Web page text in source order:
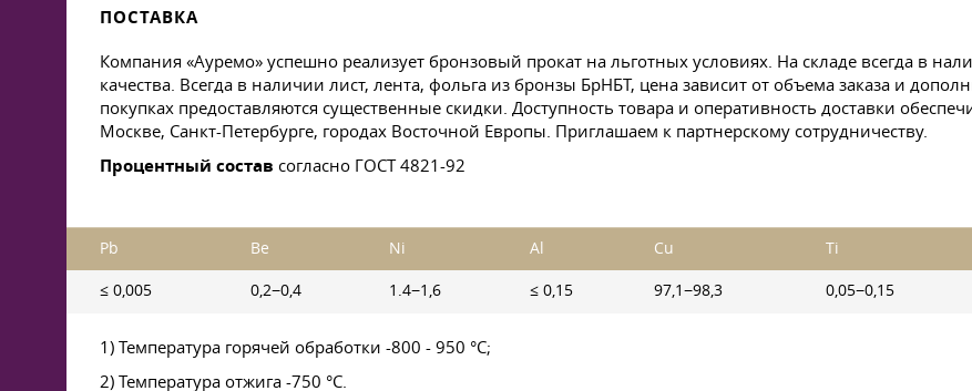
ПОСТАВКА
Компания «Ауремо» успешно реализует бронзовый прокат на льготных условиях. На складе всегда в
качества. Всегда в наличии лист, лента, фольга из бронзы БрНБТ, цена зависит от объема заказа и
покупках предоставляются существенные скидки. Доступность товара и оперативность доставки
Москве, Санкт-Петербурге, городах Восточной Европы. Приглашаем к партнерскому сотрудничеству.
Процентный состав согласно ГОСТ 4821-92
Pb Be Ni Al Cu Ti
≤ 0,005 0,2−0,4 1.4−1,6 ≤ 0,15 97,1−98,3 0,05−0,15
1) Температура горячей обработки -800 - 950 °C;
2) Температура отжига -750 °C.